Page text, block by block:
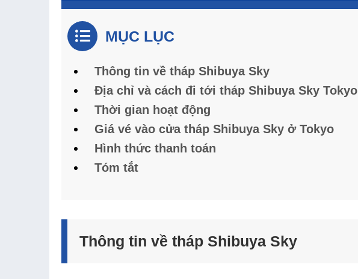
MỤC LỤC
Thông tin về tháp Shibuya Sky
Địa chỉ và cách đi tới tháp Shibuya Sky Tokyo
Thời gian hoạt động
Giá vé vào cửa tháp Shibuya Sky ở Tokyo
Hình thức thanh toán
Tóm tắt
Thông tin về tháp Shibuya Sky